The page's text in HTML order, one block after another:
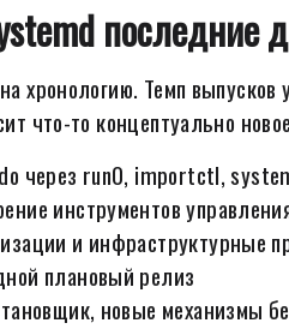
последние
хронологию. Темп выпусков
что-то концептуально
через run0, importctl,
инструментов
и инфраструктурные
плановый релиз
новые механизмы